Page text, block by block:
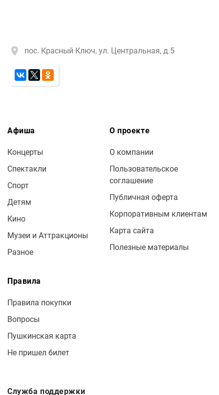
пос. Красный Ключ, ул. Центральная, д.5
Афиша
Концерты
Спектакли
Спорт
Детям
Кино
Музеи и Аттракционы
Разное
О проекте
О компании
Пользовательское
соглашение
Публичная оферта
Корпоративным клиентам
Карта сайта
Полезные материалы
Правила
Правила покупки
Вопросы
Пушкинская карта
Не пришел билет
Служба поддержки